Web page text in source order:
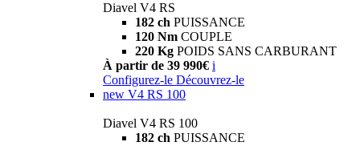
Diavel V4 RS
182 ch PUISSANCE
120 Nm COUPLE
220 Kg POIDS SANS CARBURANT
À partir de 39 990€ i
Configurez-le Découvrez-le
new V4 RS 100
Diavel V4 RS 100
182 ch PUISSANCE